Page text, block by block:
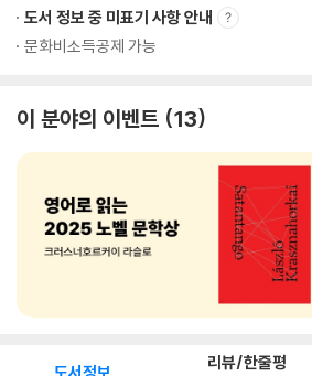
도서 정보 중 미표기 사항 안내
문화비소득공제 가능
이 분야의 이벤트 13
리뷰/한줄평